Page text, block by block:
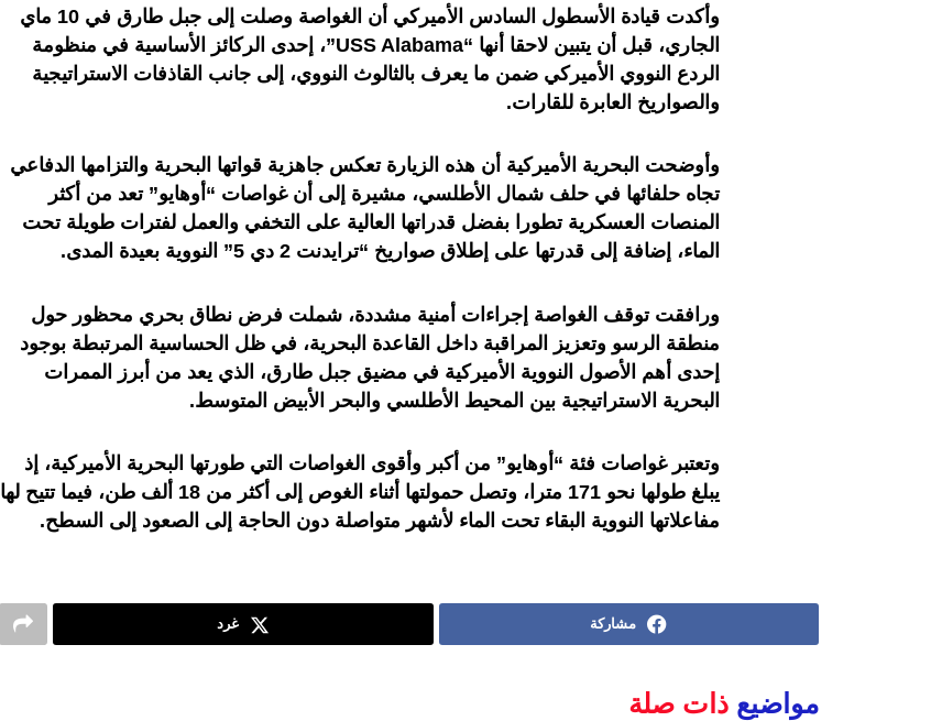
وأكدت قيادة الأسطول السادس الأميركي أن الغواصة وصلت إلى جبل طارق في 10 ماي
الجاري، قبل أن يتبين لاحقا أنها “USS Alabama”، إحدى الركائز الأساسية في منظومة
الردع النووي الأميركي ضمن ما يعرف بالثالوث النووي، إلى جانب القاذفات الاستراتيجية
والصواريخ العابرة للقارات.
وأوضحت البحرية الأميركية أن هذه الزيارة تعكس جاهزية قواتها البحرية والتزامها الدفاعي
تجاه حلفائها في حلف شمال الأطلسي، مشيرة إلى أن غواصات “أوهايو” تعد من أكثر
المنصات العسكرية تطورا بفضل قدراتها العالية على التخفي والعمل لفترات طويلة تحت
الماء، إضافة إلى قدرتها على إطلاق صواريخ “ترايدنت 2 دي 5” النووية بعيدة المدى.
ورافقت توقف الغواصة إجراءات أمنية مشددة، شملت فرض نطاق بحري محظور حول
منطقة الرسو وتعزيز المراقبة داخل القاعدة البحرية، في ظل الحساسية المرتبطة بوجود
إحدى أهم الأصول النووية الأميركية في مضيق جبل طارق، الذي يعد من أبرز الممرات
البحرية الاستراتيجية بين المحيط الأطلسي والبحر الأبيض المتوسط.
وتعتبر غواصات فئة “أوهايو” من أكبر وأقوى الغواصات التي طورتها البحرية الأميركية، إذ
يبلغ طولها نحو 171 مترا، وتصل حمولتها أثناء الغوص إلى أكثر من 18 ألف طن، فيما تتيح لها
مفاعلاتها النووية البقاء تحت الماء لأشهر متواصلة دون الحاجة إلى الصعود إلى السطح.
مشاركة غرد
مواضيع ذات صلة